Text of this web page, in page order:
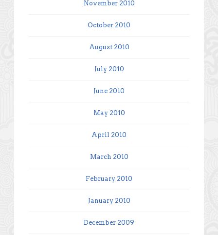
November 2010
October 2010
August 2010
July 2010
June 2010
May 2010
April 2010
March 2010
February 2010
January 2010
December 2009